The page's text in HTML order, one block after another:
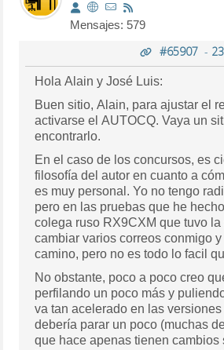
Mensajes: 579
#65907-
Hola Alain y José Luis:
Buen sitio, Alain, para ajustar el
activarse el AUTOCQ. Vaya un
encontrarlo.
En el caso de los concursos, es
filosofía del autor en cuanto a
es muy personal. Yo no tengo
pero en las pruebas que he
colega ruso RX9CXM que tuvo
cambiar varios correos conmigo y
camino, pero no es todo lo facil
No obstante, poco a poco creo
perfilando un poco más y
va tan acelerado en las
debería parar un poco (muchas
que hace apenas tienen cambios